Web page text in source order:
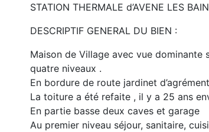
STATION THERMALE d’AVENE LES
DESCRIPTIF GENERAL DU BIEN :
Maison de Village avec vue dominante
quatre niveaux .
En bordure de route jardinet
La toiture a été refaite , il y a 25 ans
En partie basse deux caves et garage
Au premier niveau séjour, sanitaire,